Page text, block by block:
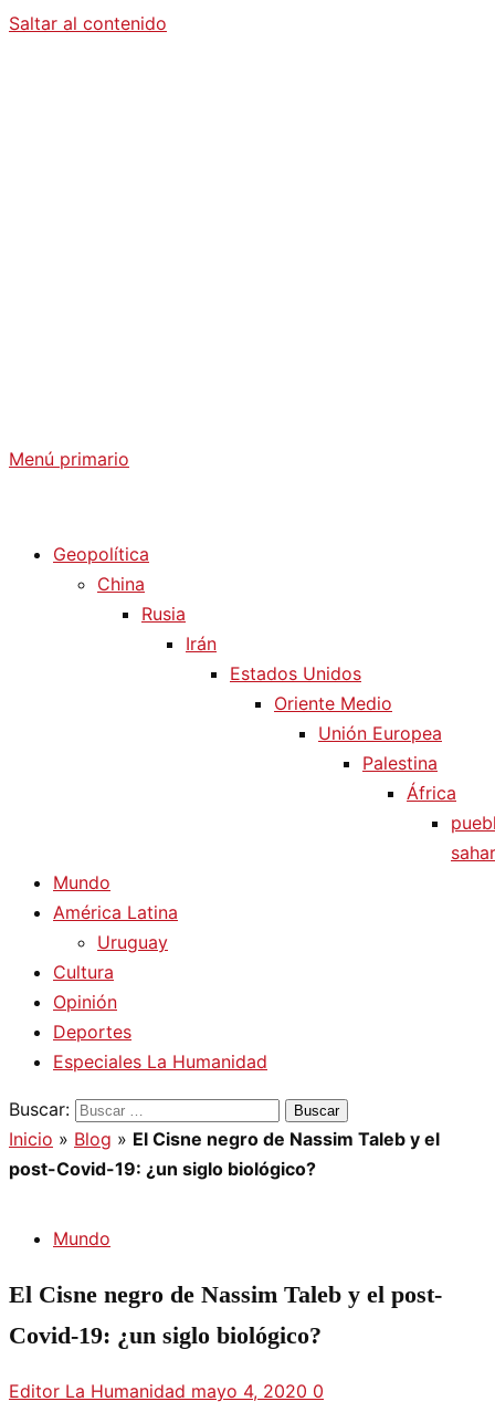
Saltar al contenido
Menú primario
Geopolítica
China
Rusia
Irán
Estados Unidos
Oriente Medio
Unión Europea
Palestina
África
Mundo
América Latina
Uruguay
Cultura
Opinión
Deportes
Especiales La Humanidad
Buscar:
Inicio » Blog » El Cisne negro de Nassim Taleb y el
post-Covid-19: ¿un siglo biológico?
Mundo
El Cisne negro de Nassim Taleb y el post-
Covid-19: ¿un siglo biológico?
Editor La Humanidad mayo 4, 2020 0